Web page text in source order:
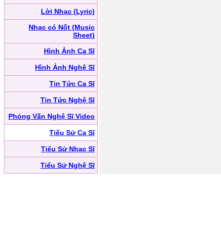
Lời Nhạc (Lyric)
Nhạc có Nốt (Music
Sheet)
Hình Ảnh Ca Sĩ
Hình Ảnh Nghệ Sĩ
Tin Tức Ca Sĩ
Tin Tức Nghệ Sĩ
Phỏng Vấn Nghệ Sĩ Video
Tiểu Sử Ca Sĩ
Tiểu Sử Nhạc Sĩ
Tiểu Sử Nghệ Sĩ